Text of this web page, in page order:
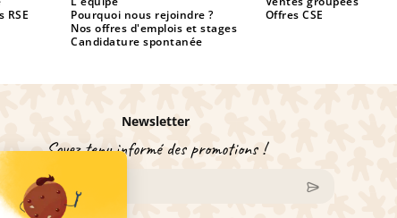
RSE
Pourquoi nous rejoindre ?
Nos offres d'emplois et stages
Candidature spontanée
Offres CSE
Newsletter
Soyez tenu informé des promotions !